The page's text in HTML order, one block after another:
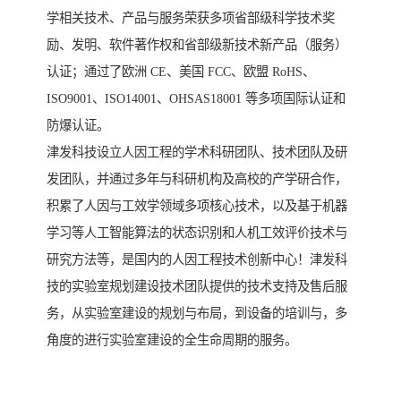
学相关技术、产品与服务荣获多项省部级科学技术奖
励、发明、软件著作权和省部级新技术新产品（服务）
认证；通过了欧洲 CE、美国 FCC、欧盟 RoHS、
ISO9001、ISO14001、OHSAS18001 等多项国际认证和
防爆认证。
津发科技设立人因工程的学术科研团队、技术团队及研
发团队，并通过多年与科研机构及高校的产学研合作，
积累了人因与工效学领域多项核心技术，以及基于机器
学习等人工智能算法的状态识别和人机工效评价技术与
研究方法等，是国内的人因工程技术创新中心！津发科
技的实验室规划建设技术团队提供的技术支持及售后服
务，从实验室建设的规划与布局，到设备的培训与，多
角度的进行实验室建设的全生命周期的服务。